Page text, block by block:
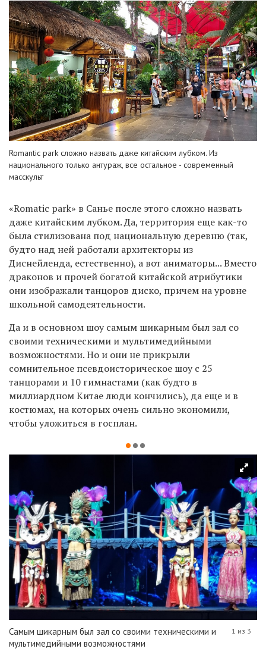
Romantic park сложно назвать даже китайским лубком. Из
национального только антураж, все остальное - современный
масскульт
«Romatic park» в Санье после этого сложно назвать
даже китайским лубком. Да, территория еще как-то
была стилизована под национальную деревню (так,
будто над ней работали архитекторы из
Диснейленда, естественно), а вот аниматоры... Вместо
драконов и прочей богатой китайской атрибутики
они изображали танцоров диско, причем на уровне
школьной самодеятельности.
Да и в основном шоу самым шикарным был зал со
своими техническими и мультимедийными
возможностями. Но и они не прикрыли
сомнительное псевдоисторическое шоу с 25
танцорами и 10 гимнастами (как будто в
миллиардном Китае люди кончились), да еще и в
костюмах, на которых очень сильно экономили,
чтобы уложиться в госплан.
Самым шикарным был зал со своими техническими и
мультимедийными возможностями
1 из 3